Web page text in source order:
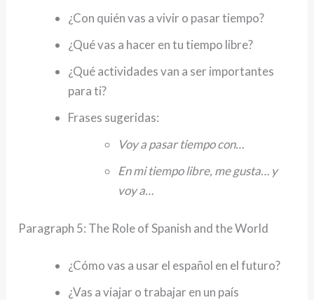
¿Con quién vas a vivir o pasar tiempo?
¿Qué vas a hacer en tu tiempo libre?
¿Qué actividades van a ser importantes
para ti?
Frases sugeridas:
Voy a pasar tiempo con…
En mi tiempo libre, me gusta… y
voy a…
Paragraph 5: The Role of Spanish and the World
¿Cómo vas a usar el español en el futuro?
¿Vas a viajar o trabajar en un país